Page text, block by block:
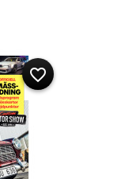
favorite_border